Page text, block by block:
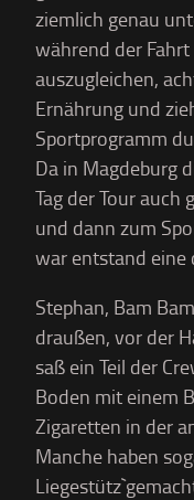
ziemlich genau
während der
auszugleichen,
Ernährung und
Sportprogramm
Da in Magdeburg
Tag der Tour auch
und dann zum
war entstand eine
Stephan, Bam
draußen, vor der
saß ein Teil der
Boden mit einem
Zigaretten in der
Manche haben